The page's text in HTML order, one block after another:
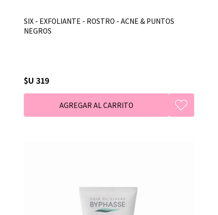
SIX - EXFOLIANTE - ROSTRO - ACNE & PUNTOS
NEGROS
$U 319